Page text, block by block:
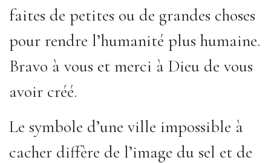
faites de petites ou de grandes choses
pour rendre l’humanité plus humaine.
Bravo à vous et merci à Dieu de vous
avoir créé.
Le symbole d’une ville impossible à
cacher diffère de l’image du sel et de